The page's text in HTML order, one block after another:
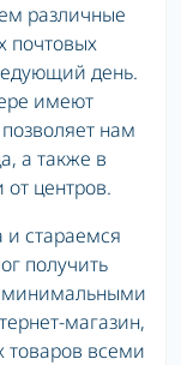
различные
почтовых
день.
имеют
нам
а также в
центров.
стараемся
получить
минимальными
магазин,
товаров всеми